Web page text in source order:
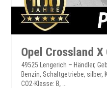
49525 Lengerich – Händler,
Benzin, Schaltgetriebe,
CO2-Klasse: B, ...